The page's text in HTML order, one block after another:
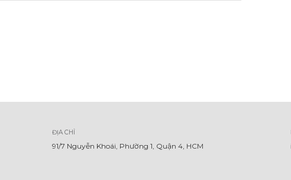
ĐỊA CHỈ
91/7 Nguyễn Khoái, Phường 1, Quận 4, HCM